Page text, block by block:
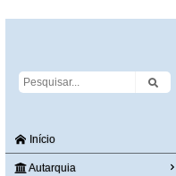
Início
Autarquia